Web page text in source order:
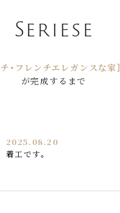
Seriese
チ・フレンチエレガンスな家］
が完成するまで
2025.08.20
着工です。